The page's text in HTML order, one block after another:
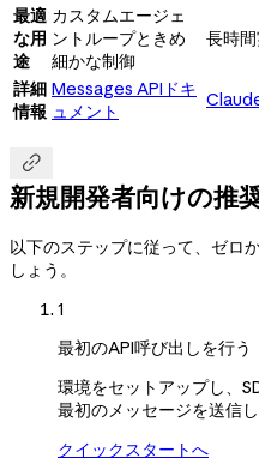
最適
な用
途
カスタムエージェ
ントループときめ
細かな制御
長時
詳細
情報
Messages APIドキ
ュメント

新規開発者向けの推
以下のステップに従って、ゼロ
しょう。
1
最初のAPI呼び出しを行う
環境をセットアップし、
最初のメッセージを送信し
クイックスタートへ